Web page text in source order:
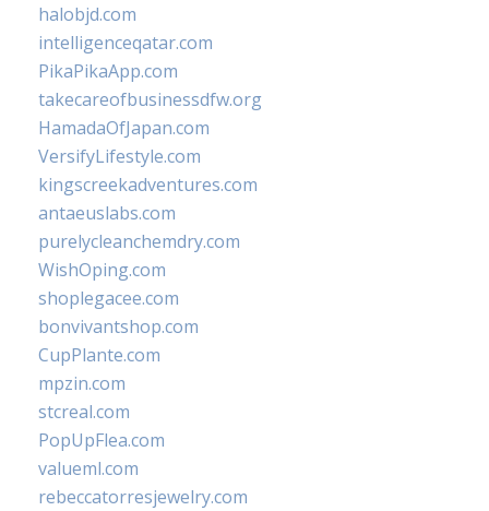
halobjd.com
intelligenceqatar.com
PikaPikaApp.com
takecareofbusinessdfw.org
HamadaOfJapan.com
VersifyLifestyle.com
kingscreekadventures.com
antaeuslabs.com
purelycleanchemdry.com
WishOping.com
shoplegacee.com
bonvivantshop.com
CupPlante.com
mpzin.com
stcreal.com
PopUpFlea.com
valueml.com
rebeccatorresjewelry.com